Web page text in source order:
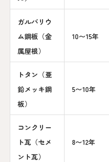
ガルバリウ
ム鋼板（金
属屋根）
10〜15年
トタン（亜
鉛メッキ鋼
板）
5〜10年
コンクリー
ト瓦（セメ
ント瓦）
8〜12年